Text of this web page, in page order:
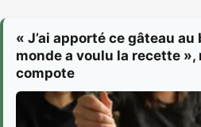
« J’ai apporté ce gâteau
monde a voulu la recette »,
compote